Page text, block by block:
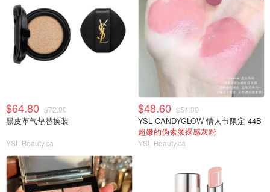
$64.80 $72.00
黑皮革气垫替换装
YSL Beauty.ca
$48.60 $54.00
YSL CANDYGLOW 情人节限定 44B
超嫩的伪素颜裸感灰粉
YSL Beauty.ca